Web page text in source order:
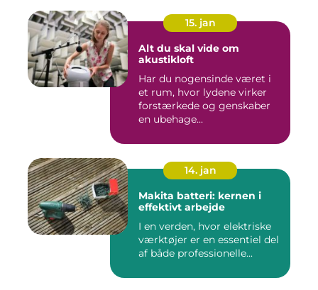
15. jan
Alt du skal vide om
akustikloft
Har du nogensinde været i
et rum, hvor lydene virker
forstærkede og genskaber
en ubehage...
14. jan
Makita batteri: kernen i
effektivt arbejde
I en verden, hvor elektriske
værktøjer er en essentiel del
af både professionelle...